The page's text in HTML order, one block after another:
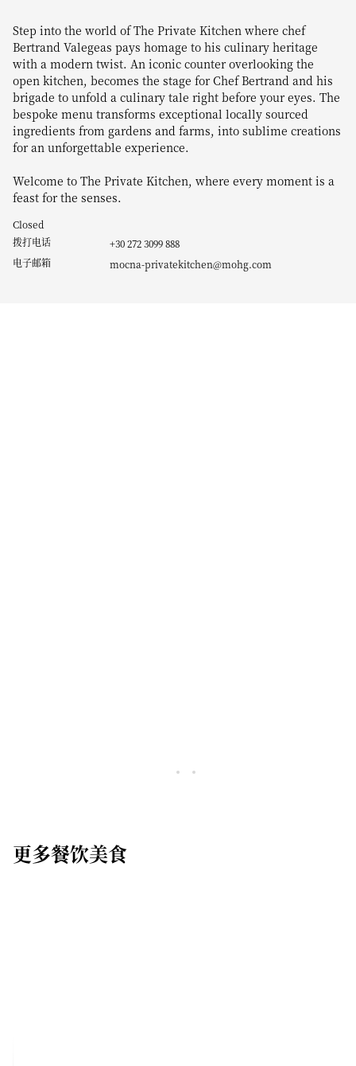
Step into the world of The Private Kitchen where chef
Bertrand Valegeas pays homage to his culinary heritage
with a modern twist. An iconic counter overlooking the
open kitchen, becomes the stage for Chef Bertrand and his
brigade to unfold a culinary tale right before your eyes. The
bespoke menu transforms exceptional locally sourced
ingredients from gardens and farms, into sublime creations
for an unforgettable experience.
Welcome to The Private Kitchen, where every moment is a
feast for the senses.
Closed
拨打电话
+30 272 3099 888
电子邮箱
mocna-privatekitchen@mohg.com
更多餐饮美食